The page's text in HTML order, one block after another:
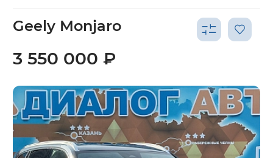
Geely Monjaro
3 550 000 ₽